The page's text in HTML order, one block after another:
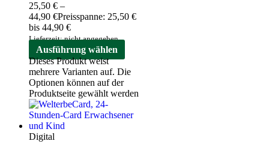
25,50 € –
44,90 €Preisspanne: 25,50 €
bis 44,90 €
Lieferzeit: nicht angegeben
Ausführung wählen
Dieses Produkt weist
mehrere Varianten auf. Die
Optionen können auf der
Produktseite gewählt werden
Digital